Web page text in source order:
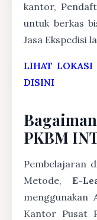
kantor,
untuk berkas
Jasa Ekspedisi
LIHAT
DISINI
PKBM
Pembelajaran
Metode,E-
menggunakan
Kantor Pusat